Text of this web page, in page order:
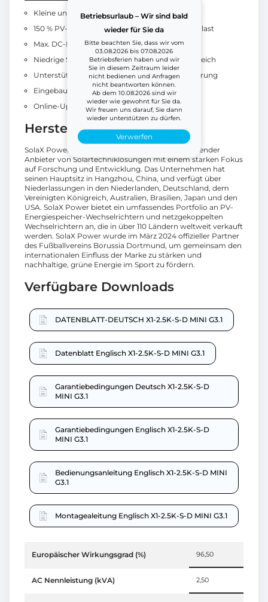
Betriebsurlaub – Wir sind bald
wieder für Sie da
Bitte beachten Sie, dass wir vom
03.08.2026 bis 07.08.2026
Betriebsferien haben und wir
Sie in diesem Zeitraum leider
nicht bedienen und Anfragen
nicht beantworten können.
Ab dem 10.08.2026 sind wir
wieder wie gewohnt für Sie da.
Wir freuen uns darauf, Sie dann
wieder unterstützen zu dürfen.
Verwerfen
Kleine und kompakte Abmessungen
150 % PV-Überdimensionierung, 110 % AC-Überlast
Max. DC-Eingang 14 A pro String
Niedrige Startspannung und großer MPPT-Bereich
Unterstützt CT-Sensor und Null-Einspritzsteuerung
Eingebautes AC/DC-SPD
Online-Upgrade und Wartung
Herstellerinformationen
SolaX Power, gegründet im Jahr 2012, ist ein führender
Anbieter von Solartechniklösungen mit einem starken Fokus
auf Forschung und Entwicklung. Das Unternehmen hat
seinen Hauptsitz in Hangzhou, China, und verfügt über
Niederlassungen in den Niederlanden, Deutschland, dem
Vereinigten Königreich, Australien, Brasilien, Japan und den
USA. SolaX Power bietet ein umfassendes Portfolio an PV-
Energiespeicher-Wechselrichtern und netzgekoppelten
Wechselrichtern an, die in über 110 Ländern weltweit verkauft
werden. SolaX Power wurde im März 2024 offizieller Partner
des Fußballvereins Borussia Dortmund, um gemeinsam den
internationalen Einfluss der Marke zu stärken und
nachhaltige, grüne Energie im Sport zu fördern.
Verfügbare Downloads
DATENBLATT-DEUTSCH X1-2.5K-S-D MINI G3.1
Datenblatt Englisch X1-2.5K-S-D MINI G3.1
Garantiebedingungen Deutsch X1-2.5K-S-D
MINI G3.1
Garantiebedingungen Englisch X1-2.5K-S-D
MINI G3.1
Bedienungsanleitung Englisch X1-2.5K-S-D MINI
G3.1
Montagealeitung Englisch X1-2.5K-S-D MINI G3.1
Europäischer Wirkungsgrad (%) 96,50
AC Nennleistung (kVA) 2,50